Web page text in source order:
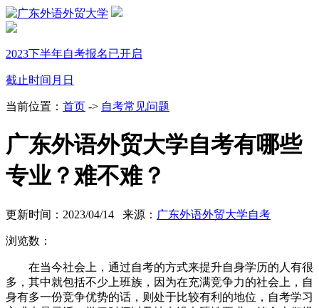
2023下半年自考报名已开启
截止时间 月 日
当前位置： 首页 -> 自考常见问题
广东外语外贸大学自考有哪些
专业？难不难？
更新时间：2023/04/14 来源： 广东外语外贸大学自考
浏览数：
在当今社会上，通过自考的方式来提升自身学历的人有很
多，其中就包括不少上班族，因为在充满竞争力的社会上，自
身有多一份竞争优势的话，则处于比较有利的地位，自考学习